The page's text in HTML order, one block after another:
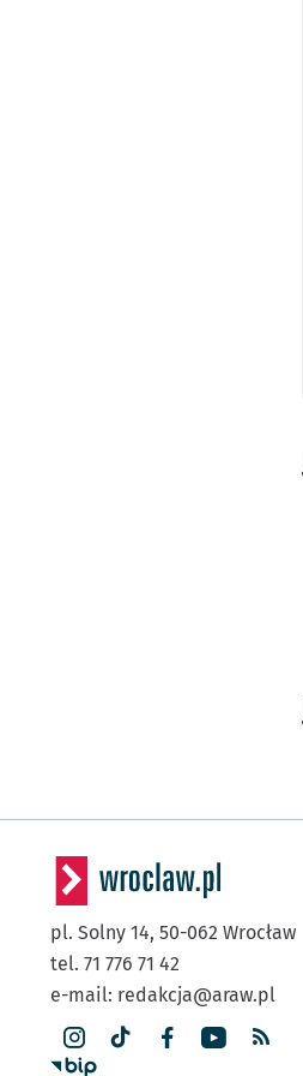
pl. Solny 14, 50-062 Wrocław
tel. 71 776 71 42
e-mail: redakcja@araw.pl